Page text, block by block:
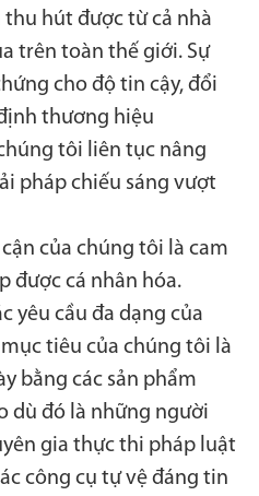
hút được từ cả nhà
trên toàn thế giới. Sự
cho độ tin cậy, đổi
thương hiệu
tôi liên tục nâng
pháp chiếu sáng vượt
của chúng tôi là cam
được cá nhân hóa.
yêu cầu đa dạng của
tiêu của chúng tôi là
bằng các sản phẩm
dù đó là những người
gia thực thi pháp luật
công cụ tự vệ đáng tin